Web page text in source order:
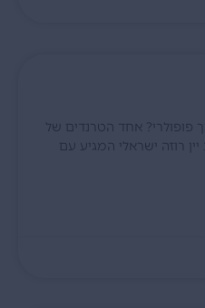
פופולרי? אחד הטרנדים של
רוזה ישראלי המגיע עם